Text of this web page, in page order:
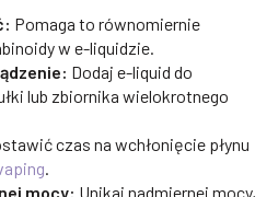
Pomaga to równomiernie
w e-liquidzie.
Dodaj e-liquid do
lub zbiornika wielokrotnego
czas na wchłonięcie płynu
mocy: Unikaj nadmiernej mocy,